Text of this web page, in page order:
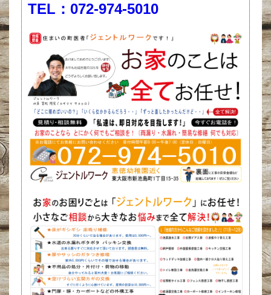
TEL：072-974-5010